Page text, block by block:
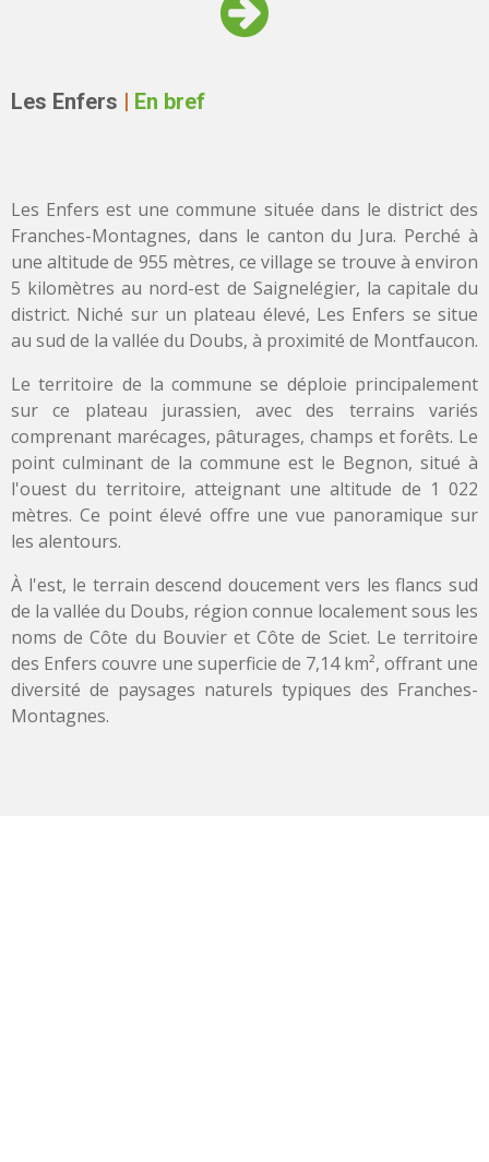
Les Enfers | En bref
Les Enfers est une commune située dans le district des
Franches-Montagnes, dans le canton du Jura. Perché à
une altitude de 955 mètres, ce village se trouve à environ
5 kilomètres au nord-est de Saignelégier, la capitale du
district. Niché sur un plateau élevé, Les Enfers se situe
au sud de la vallée du Doubs, à proximité de Montfaucon.
Le territoire de la commune se déploie principalement
sur ce plateau jurassien, avec des terrains variés
comprenant marécages, pâturages, champs et forêts. Le
point culminant de la commune est le Begnon, situé à
l'ouest du territoire, atteignant une altitude de 1 022
mètres. Ce point élevé offre une vue panoramique sur
les alentours.
À l'est, le terrain descend doucement vers les flancs sud
de la vallée du Doubs, région connue localement sous les
noms de Côte du Bouvier et Côte de Sciet. Le territoire
des Enfers couvre une superficie de 7,14 km², offrant une
diversité de paysages naturels typiques des Franches-
Montagnes.